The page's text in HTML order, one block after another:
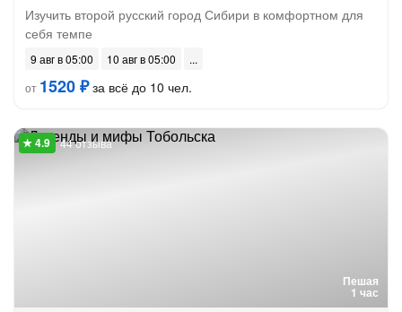
Изучить второй русский город Сибири в комфортном для
себя темпе
9 авг в 05:00
10 авг в 05:00
от 1520 ₽за всё до 10 чел.
Пешая
1 час
44 отзыва